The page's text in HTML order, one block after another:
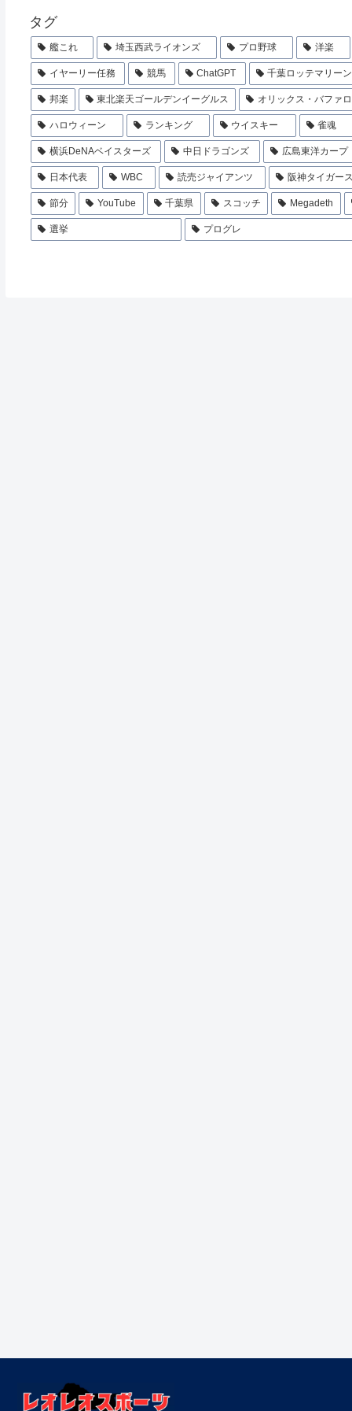
タグ
艦これ 埼玉西武ライオンズ プロ野球 洋楽
イヤーリー任務 競馬 ChatGPT 千葉ロッテマリー
邦楽 東北楽天ゴールデンイーグルス オリックス・バファ
ハロウィーン ランキング ウイスキー 雀魂
横浜DeNAベイスターズ 中日ドラゴンズ 広島東洋カープ
日本代表 WBC 読売ジャイアンツ 阪神タイガー
節分 YouTube 千葉県 スコッチ Megadeth
選挙 プログレ